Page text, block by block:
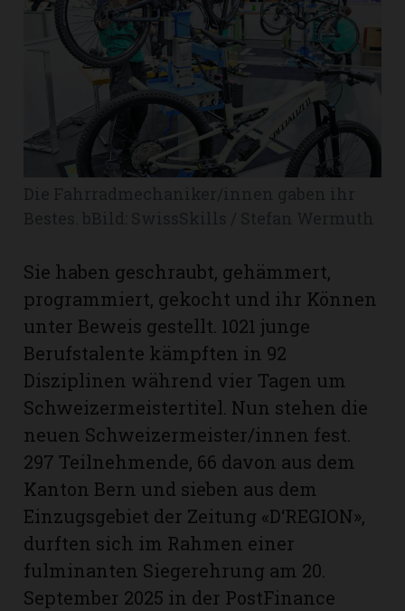
Sie haben geschraubt, gehämmert,
programmiert, gekocht und ihr Können
unter Beweis gestellt. 1021 junge
Berufstalente kämpften in 92
Disziplinen während vier Tagen um
Schweizermeistertitel. Nun stehen die
neuen Schweizermeister/innen fest.
297 Teilnehmende, 66 davon aus dem
Kanton Bern und sieben aus dem
Einzugsgebiet der Zeitung «D‘REGION»,
durften sich im Rahmen einer
fulminanten Siegerehrung am 20.
September 2025 in der PostFinance